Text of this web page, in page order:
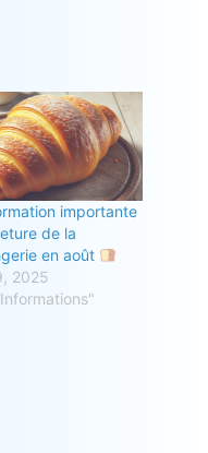
importante
de la
en août
2025